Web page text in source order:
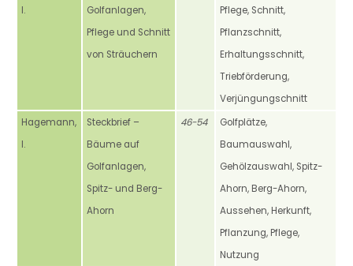
I.
Golfanlagen,
Pflege und Schnitt
von Sträuchern
Pflege, Schnitt,
Pflanzschnitt,
Erhaltungsschnitt,
Triebförderung,
Verjüngungschnitt
Hagemann,
I.
Steckbrief –
Bäume auf
Golfanlagen,
Spitz- und Berg-
Ahorn
46-54
Golfplätze,
Baumauswahl,
Gehölzauswahl, Spitz-
Ahorn, Berg-Ahorn,
Aussehen, Herkunft,
Pflanzung, Pflege,
Nutzung